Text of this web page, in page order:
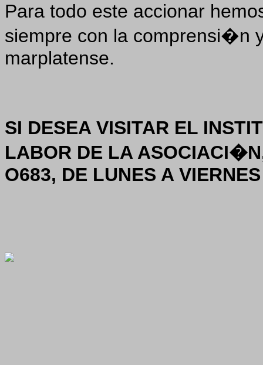
Para todo este accionar
siempre con la comprensi�n
marplatense.
SI DESEA VISITAR EL
LABOR DE LA
O683, DE LUNES A